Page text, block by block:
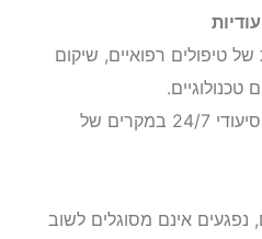
של טיפולים רפואיים, שיקום
צורך במטפל סיעודי 24/7 במקרים של
נפגעים אינם מסוגלים לשוב